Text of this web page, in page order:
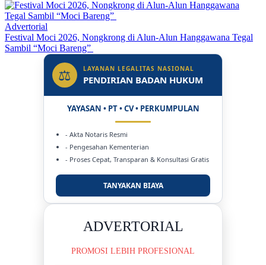
Advertorial
Festival Moci 2026, Nongkrong di Alun-Alun Hanggawana Tegal
Sambil “Moci Bareng”
⚖ LAYANAN LEGALITAS NASIONAL
PENDIRIAN BADAN HUKUM
YAYASAN • PT • CV • PERKUMPULAN
- Akta Notaris Resmi
- Pengesahan Kementerian
- Proses Cepat, Transparan & Konsultasi Gratis
TANYAKAN BIAYA
DUKUNG KAMI
BERSAMA METROMEDIANEWS.CO